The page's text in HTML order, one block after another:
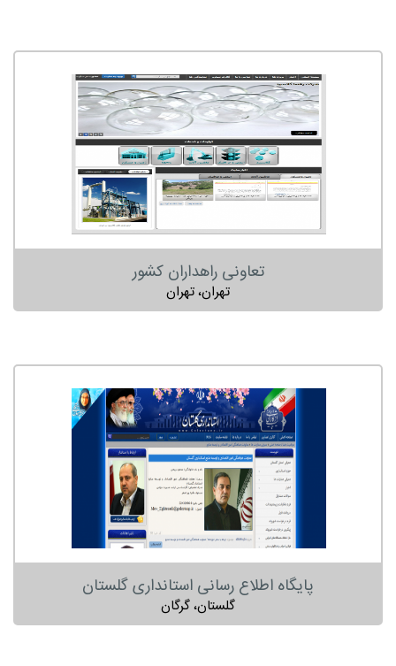
تعاونی راهداران کشور
تهران، تهران
پایگاه اطلاع رسانی استانداری گلستان
گلستان، گرگان